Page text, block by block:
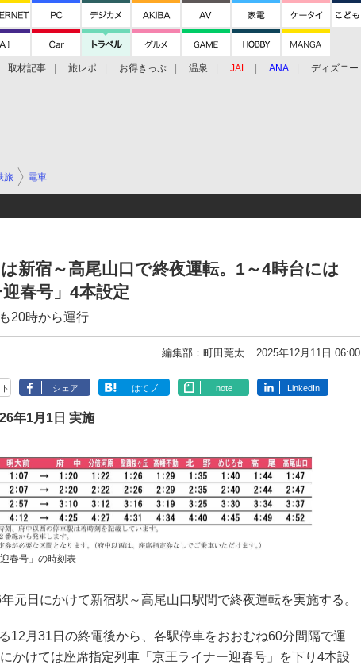
取材記事 旅レポ お得きっぷ 温泉 JAL ANA ディズニー
旅 電車
新宿～高尾山口で終夜運転。1～4時台には
迎春号」4本設定
20時から運行
編集部：町田莞太 2025年12月11日 06:00
シェア はてブ note LinkedIn
年1月1日 実施
春号」の時刻表
元日にかけて新宿駅～高尾山口駅間で終夜運転を実施する。
12月31日の終電後から、各駅停車をおおむね60分間隔で運
かけては座席指定列車「京王ライナー迎春号」を下り4本設